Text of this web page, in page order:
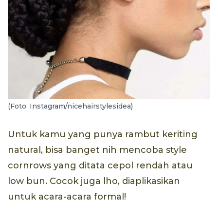
(Foto: Instagram/nicehairstylesidea)
Untuk kamu yang punya rambut keriting
natural, bisa banget nih mencoba style
cornrows yang ditata cepol rendah atau
low bun. Cocok juga lho, diaplikasikan
untuk acara-acara formal!